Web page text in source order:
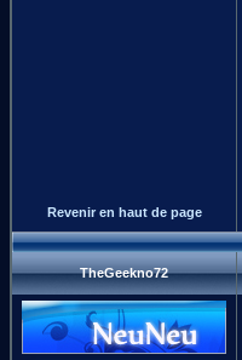
Revenir en haut de page
TheGeekno72